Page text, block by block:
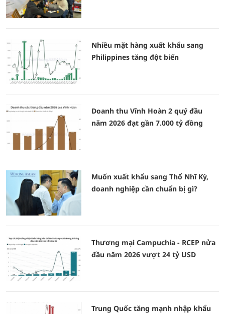
Nhiều mặt hàng xuất khẩu sang
Philippines tăng đột biến
Doanh thu Vĩnh Hoàn 2 quý đầu
năm 2026 đạt gần 7.000 tỷ đồng
Muốn xuất khẩu sang Thổ Nhĩ Kỳ,
doanh nghiệp cần chuẩn bị gì?
Thương mại Campuchia - RCEP nửa
đầu năm 2026 vượt 24 tỷ USD
Trung Quốc tăng mạnh nhập khẩu